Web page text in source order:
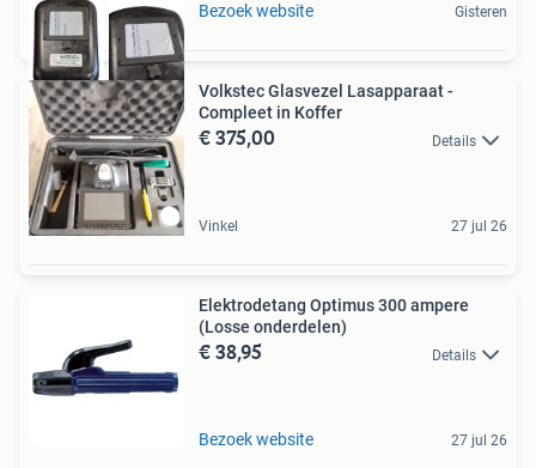
Bezoek website Gisteren
Volkstec Glasvezel Lasapparaat -
Compleet in Koffer
€ 375,00 Details
Vinkel 27 jul 26
Elektrodetang Optimus 300 ampere
(Losse onderdelen)
€ 38,95 Details
Bezoek website 27 jul 26